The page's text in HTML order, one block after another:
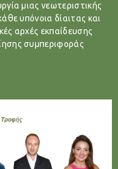
μιας νεωτεριστικής
υπόνοια δίαιτας και
αρχές εκπαίδευσης
συμπεριφοράς